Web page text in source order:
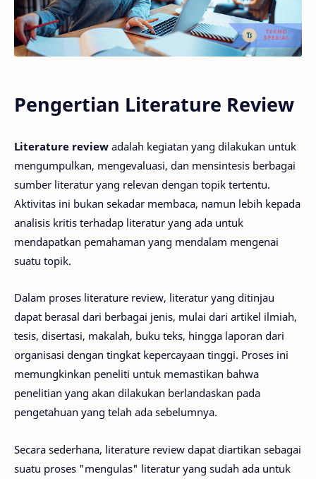
Pengertian Literature Review
Literature review adalah kegiatan yang dilakukan untuk
mengumpulkan, mengevaluasi, dan mensintesis berbagai
sumber literatur yang relevan dengan topik tertentu.
Aktivitas ini bukan sekadar membaca, namun lebih kepada
analisis kritis terhadap literatur yang ada untuk
mendapatkan pemahaman yang mendalam mengenai
suatu topik.
Dalam proses literature review, literatur yang ditinjau
dapat berasal dari berbagai jenis, mulai dari artikel ilmiah,
tesis, disertasi, makalah, buku teks, hingga laporan dari
organisasi dengan tingkat kepercayaan tinggi. Proses ini
memungkinkan peneliti untuk memastikan bahwa
penelitian yang akan dilakukan berlandaskan pada
pengetahuan yang telah ada sebelumnya.
Secara sederhana, literature review dapat diartikan sebagai
suatu proses "mengulas" literatur yang sudah ada untuk